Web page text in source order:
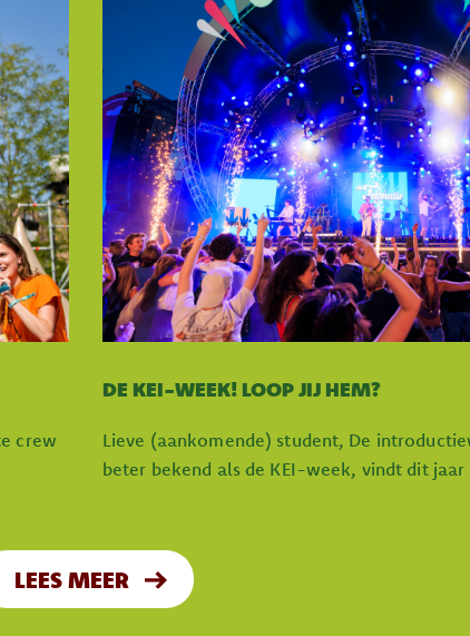
crew
DE KEI-WEEK! LOOP JIJ HEM?
Lieve (aankomende) student, De
beter bekend als de KEI-week, vindt dit jaar
LEES MEER